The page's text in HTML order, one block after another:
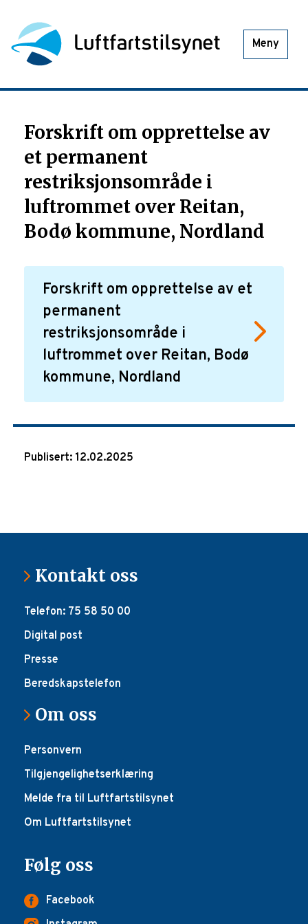
Meny
Forskrift om opprettelse av
et permanent
restriksjonsområde i
luftrommet over Reitan,
Bodø kommune, Nordland
Forskrift om opprettelse av et
permanent
restriksjonsområde i
luftrommet over Reitan, Bodø
kommune, Nordland
Publisert: 12.02.2025
Kontakt oss
Telefon: 75 58 50 00
Digital post
Presse
Beredskapstelefon
Om oss
Personvern
Tilgjengelighetserklæring
Melde fra til Luftfartstilsynet
Om Luftfartstilsynet
Følg oss
Facebook